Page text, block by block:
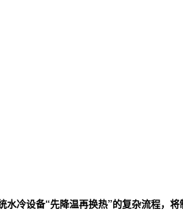
冷设备“先降温再换热”的复杂流程，